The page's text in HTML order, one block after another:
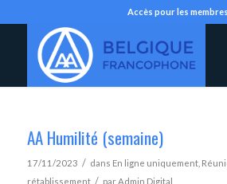
Accès pour les membres
AA Humilité (semaine)
17/11/2023 / dans En ligne uniquement,
rétablissement / parAdmin Digital